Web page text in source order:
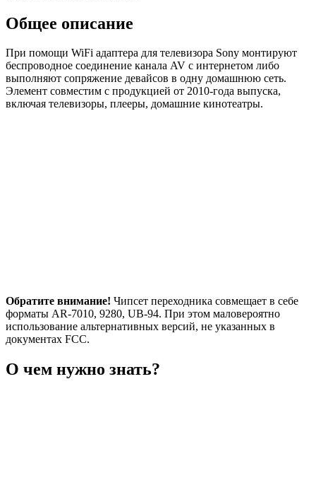
Общее описание
При помощи WiFi адаптера для телевизора Sony монтируют
беспроводное соединение канала AV с интернетом либо
выполняют сопряжение девайсов в одну домашнюю сеть.
Элемент совместим с продукцией от 2010-года выпуска,
включая телевизоры, плееры, домашние кинотеатры.
Обратите внимание! Чипсет переходника совмещает в себе
форматы AR-7010, 9280, UB-94. При этом маловероятно
использование альтернативных версий, не указанных в
документах FCC.
О чем нужно знать?